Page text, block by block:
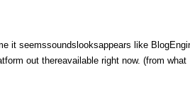
it seemssoundslooksappears like
out thereavailable right now. (from